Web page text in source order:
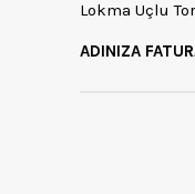
Lokma Uçlu
ADINIZA